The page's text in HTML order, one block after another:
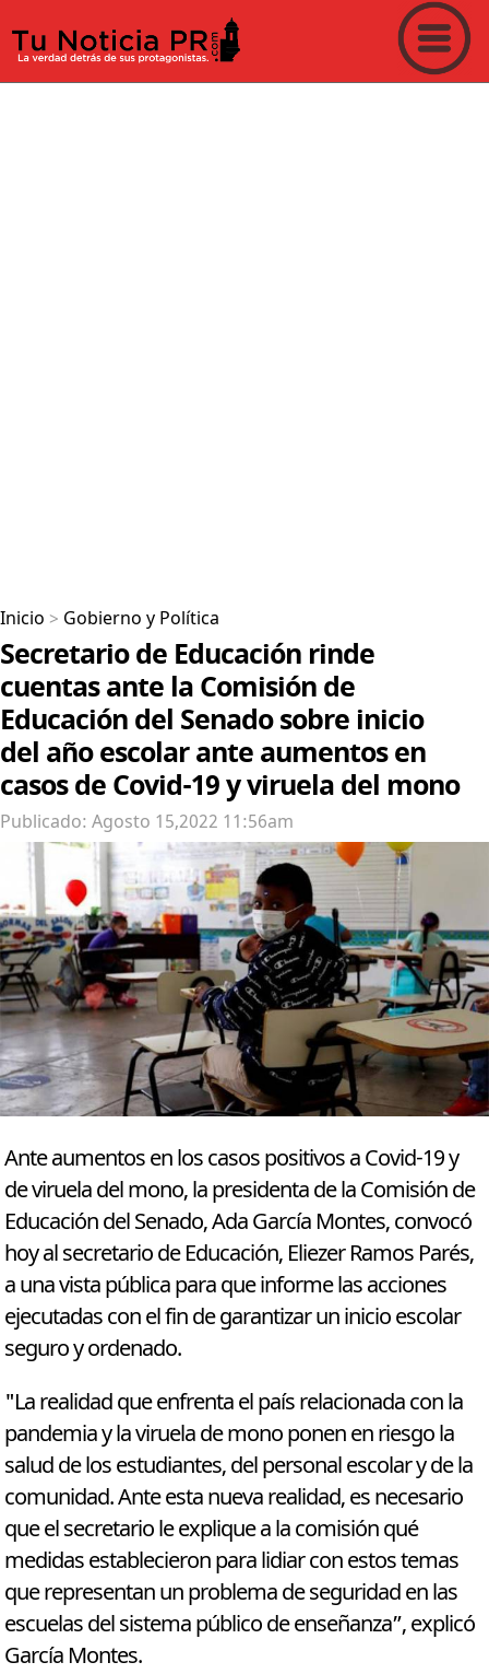
Inicio > Gobierno y Política
Secretario de Educación rinde
cuentas ante la Comisión de
Educación del Senado sobre inicio
del año escolar ante aumentos en
casos de Covid-19 y viruela del mono
Publicado: Agosto 15,2022 11:56am
Ante aumentos en los casos positivos a Covid-19 y
de viruela del mono, la presidenta de la Comisión de
Educación del Senado, Ada García Montes, convocó
hoy al secretario de Educación, Eliezer Ramos Parés,
a una vista pública para que informe las acciones
ejecutadas con el fin de garantizar un inicio escolar
seguro y ordenado.
"La realidad que enfrenta el país relacionada con la
pandemia y la viruela de mono ponen en riesgo la
salud de los estudiantes, del personal escolar y de la
comunidad. Ante esta nueva realidad, es necesario
que el secretario le explique a la comisión qué
medidas establecieron para lidiar con estos temas
que representan un problema de seguridad en las
escuelas del sistema público de enseñanza”, explicó
García Montes.